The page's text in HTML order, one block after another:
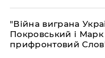
"Війна виграна
Покровський і Марк
прифронтовий